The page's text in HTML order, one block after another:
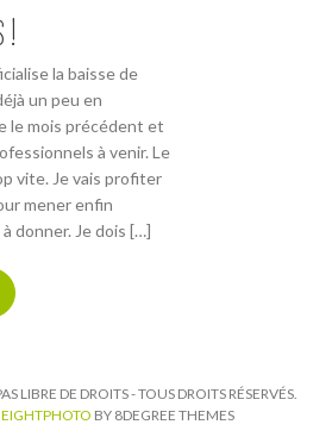
!
la baisse de
un peu en
le mois précédent et
à venir. Le
vite. Je vais profiter
mener enfin
donner. Je dois […]
LIBRE DE DROITS - TOUS DROITS RÉSERVÉS.
EIGHTPHOTO BY 8DEGREE THEMES